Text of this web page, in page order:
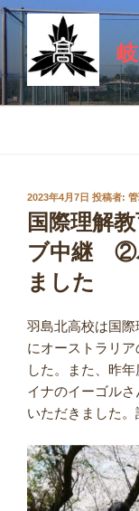
コ
ン
ン
ツ
投
稿
日:
2023年4月7日 投稿者:
国際理解
ブ中継 ②
ました
羽島北高校は国
にオーストラリ
した。また、昨
イナのイーゴル
いただきました